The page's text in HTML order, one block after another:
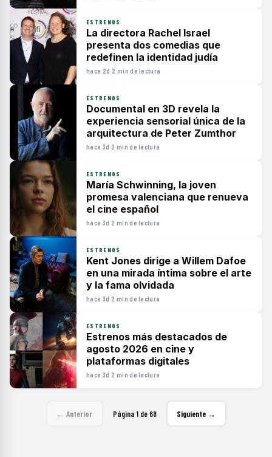
ESTRENOS
La directora Rachel Israel
presenta dos comedias que
redefinen la identidad judía
hace 2d·2 min de lectura
ESTRENOS
Documental en 3D revela la
experiencia sensorial única de la
arquitectura de Peter Zumthor
hace 3d·2 min de lectura
ESTRENOS
María Schwinning, la joven
promesa valenciana que renueva
el cine español
hace 3d·2 min de lectura
ESTRENOS
Kent Jones dirige a Willem Dafoe
en una mirada íntima sobre el arte
y la fama olvidada
hace 3d·2 min de lectura
ESTRENOS
Estrenos más destacados de
agosto 2026 en cine y
plataformas digitales
hace 3d·2 min de lectura
← Anterior Página 1 de 68 Siguiente →